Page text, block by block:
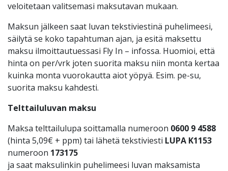
veloitetaan valitsemasi maksutavan mukaan.
Maksun jälkeen saat luvan tekstiviestinä puhelimeesi,
säilytä se koko tapahtuman ajan, ja esitä maksettu
maksu ilmoittautuessasi Fly In – infossa. Huomioi, että
hinta on per/vrk joten suorita maksu niin monta kertaa
kuinka monta vuorokautta aiot yöpyä. Esim. pe-su,
suorita maksu kahdesti.
Telttailuluvan maksu
Maksa telttailulupa soittamalla numeroon 0600 9 4588
(hinta 5,09€ + ppm) tai lähetä tekstiviesti LUPA K1153
numeroon 173175
ja saat maksulinkin puhelimeesi luvan maksamista